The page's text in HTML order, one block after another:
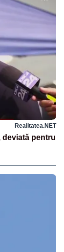
Realitatea.NET
deviată pentru